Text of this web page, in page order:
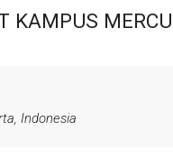
KAMPUS
Indonesia